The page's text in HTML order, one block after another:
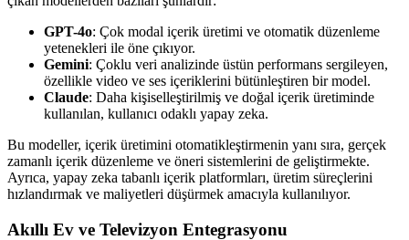
GPT-4o: Çok modal içerik üretimi ve otomatik düzenleme
yetenekleri ile öne çıkıyor.
Gemini: Çoklu veri analizinde üstün performans sergileyen,
özellikle video ve ses içeriklerini bütünleştiren bir model.
Claude: Daha kişiselleştirilmiş ve doğal içerik üretiminde
kullanılan, kullanıcı odaklı yapay zeka.
Bu modeller, içerik üretimini otomatikleştirmenin yanı sıra, gerçek
zamanlı içerik düzenleme ve öneri sistemlerini de geliştirmekte.
Ayrıca, yapay zeka tabanlı içerik platformları, üretim süreçlerini
hızlandırmak ve maliyetleri düşürmek amacıyla kullanılıyor.
Akıllı Ev ve Televizyon Entegrasyonu